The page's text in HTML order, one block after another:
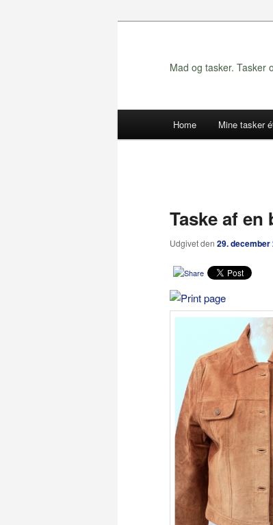
Mad og tasker. Tasker
Home Mine tasker
Taske af
Udgivet den 29. december